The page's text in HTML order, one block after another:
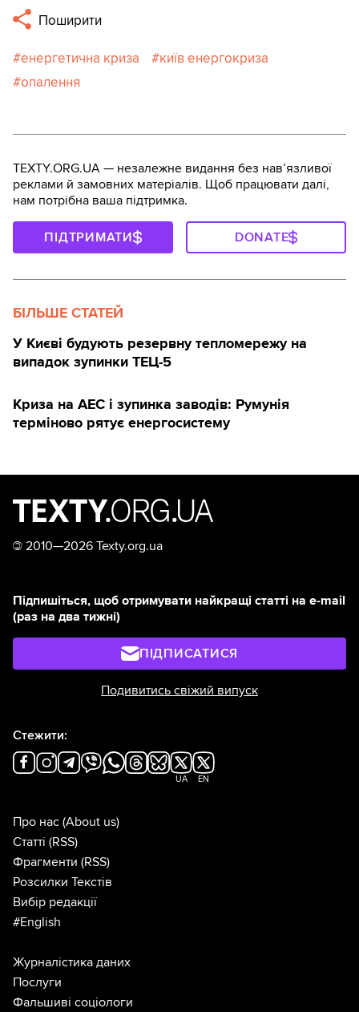
Поширити
енергетична криза
київ енергокриза
опалення
TEXTY.ORG.UA — незалежне видання без навʼязливої
реклами й замовних матеріалів. Щоб працювати далі,
нам потрібна ваша підтримка.
ПІДТРИМАТИ DONATE
БІЛЬШЕ СТАТЕЙ
У Києві будують ️резервну тепломережу на
випадок зупинки ТЕЦ-5
Криза на АЕС і зупинка заводів: Румунія
терміново рятує енергосистему
© 2010—2026 Texty.org.ua
Підпишіться, щоб отримувати найкращі статті на e-mail
(раз на два тижні)
ПІДПИСАТИСЯ
Подивитись свіжий випуск
Стежити:
UA EN
Про нас (About us)
Статті (RSS)
Фрагменти (RSS)
Розсилки Текстів
Вибір редакції
#English
Журналістика даних
Послуги
Фальшиві соціологи